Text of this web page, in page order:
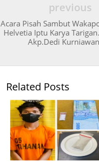
previous
Acara Pisah Sambut
Helvetia Iptu Karya
Akp.Dedi
Related Posts